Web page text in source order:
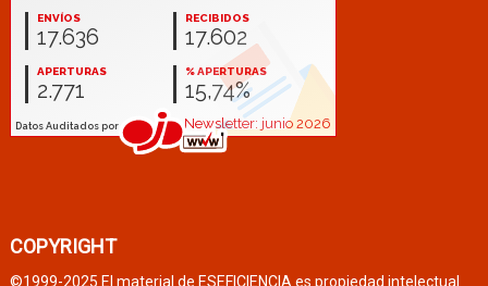
COPYRIGHT
©1999-2025 El material de ESEFICIENCIA es propiedad intelectual